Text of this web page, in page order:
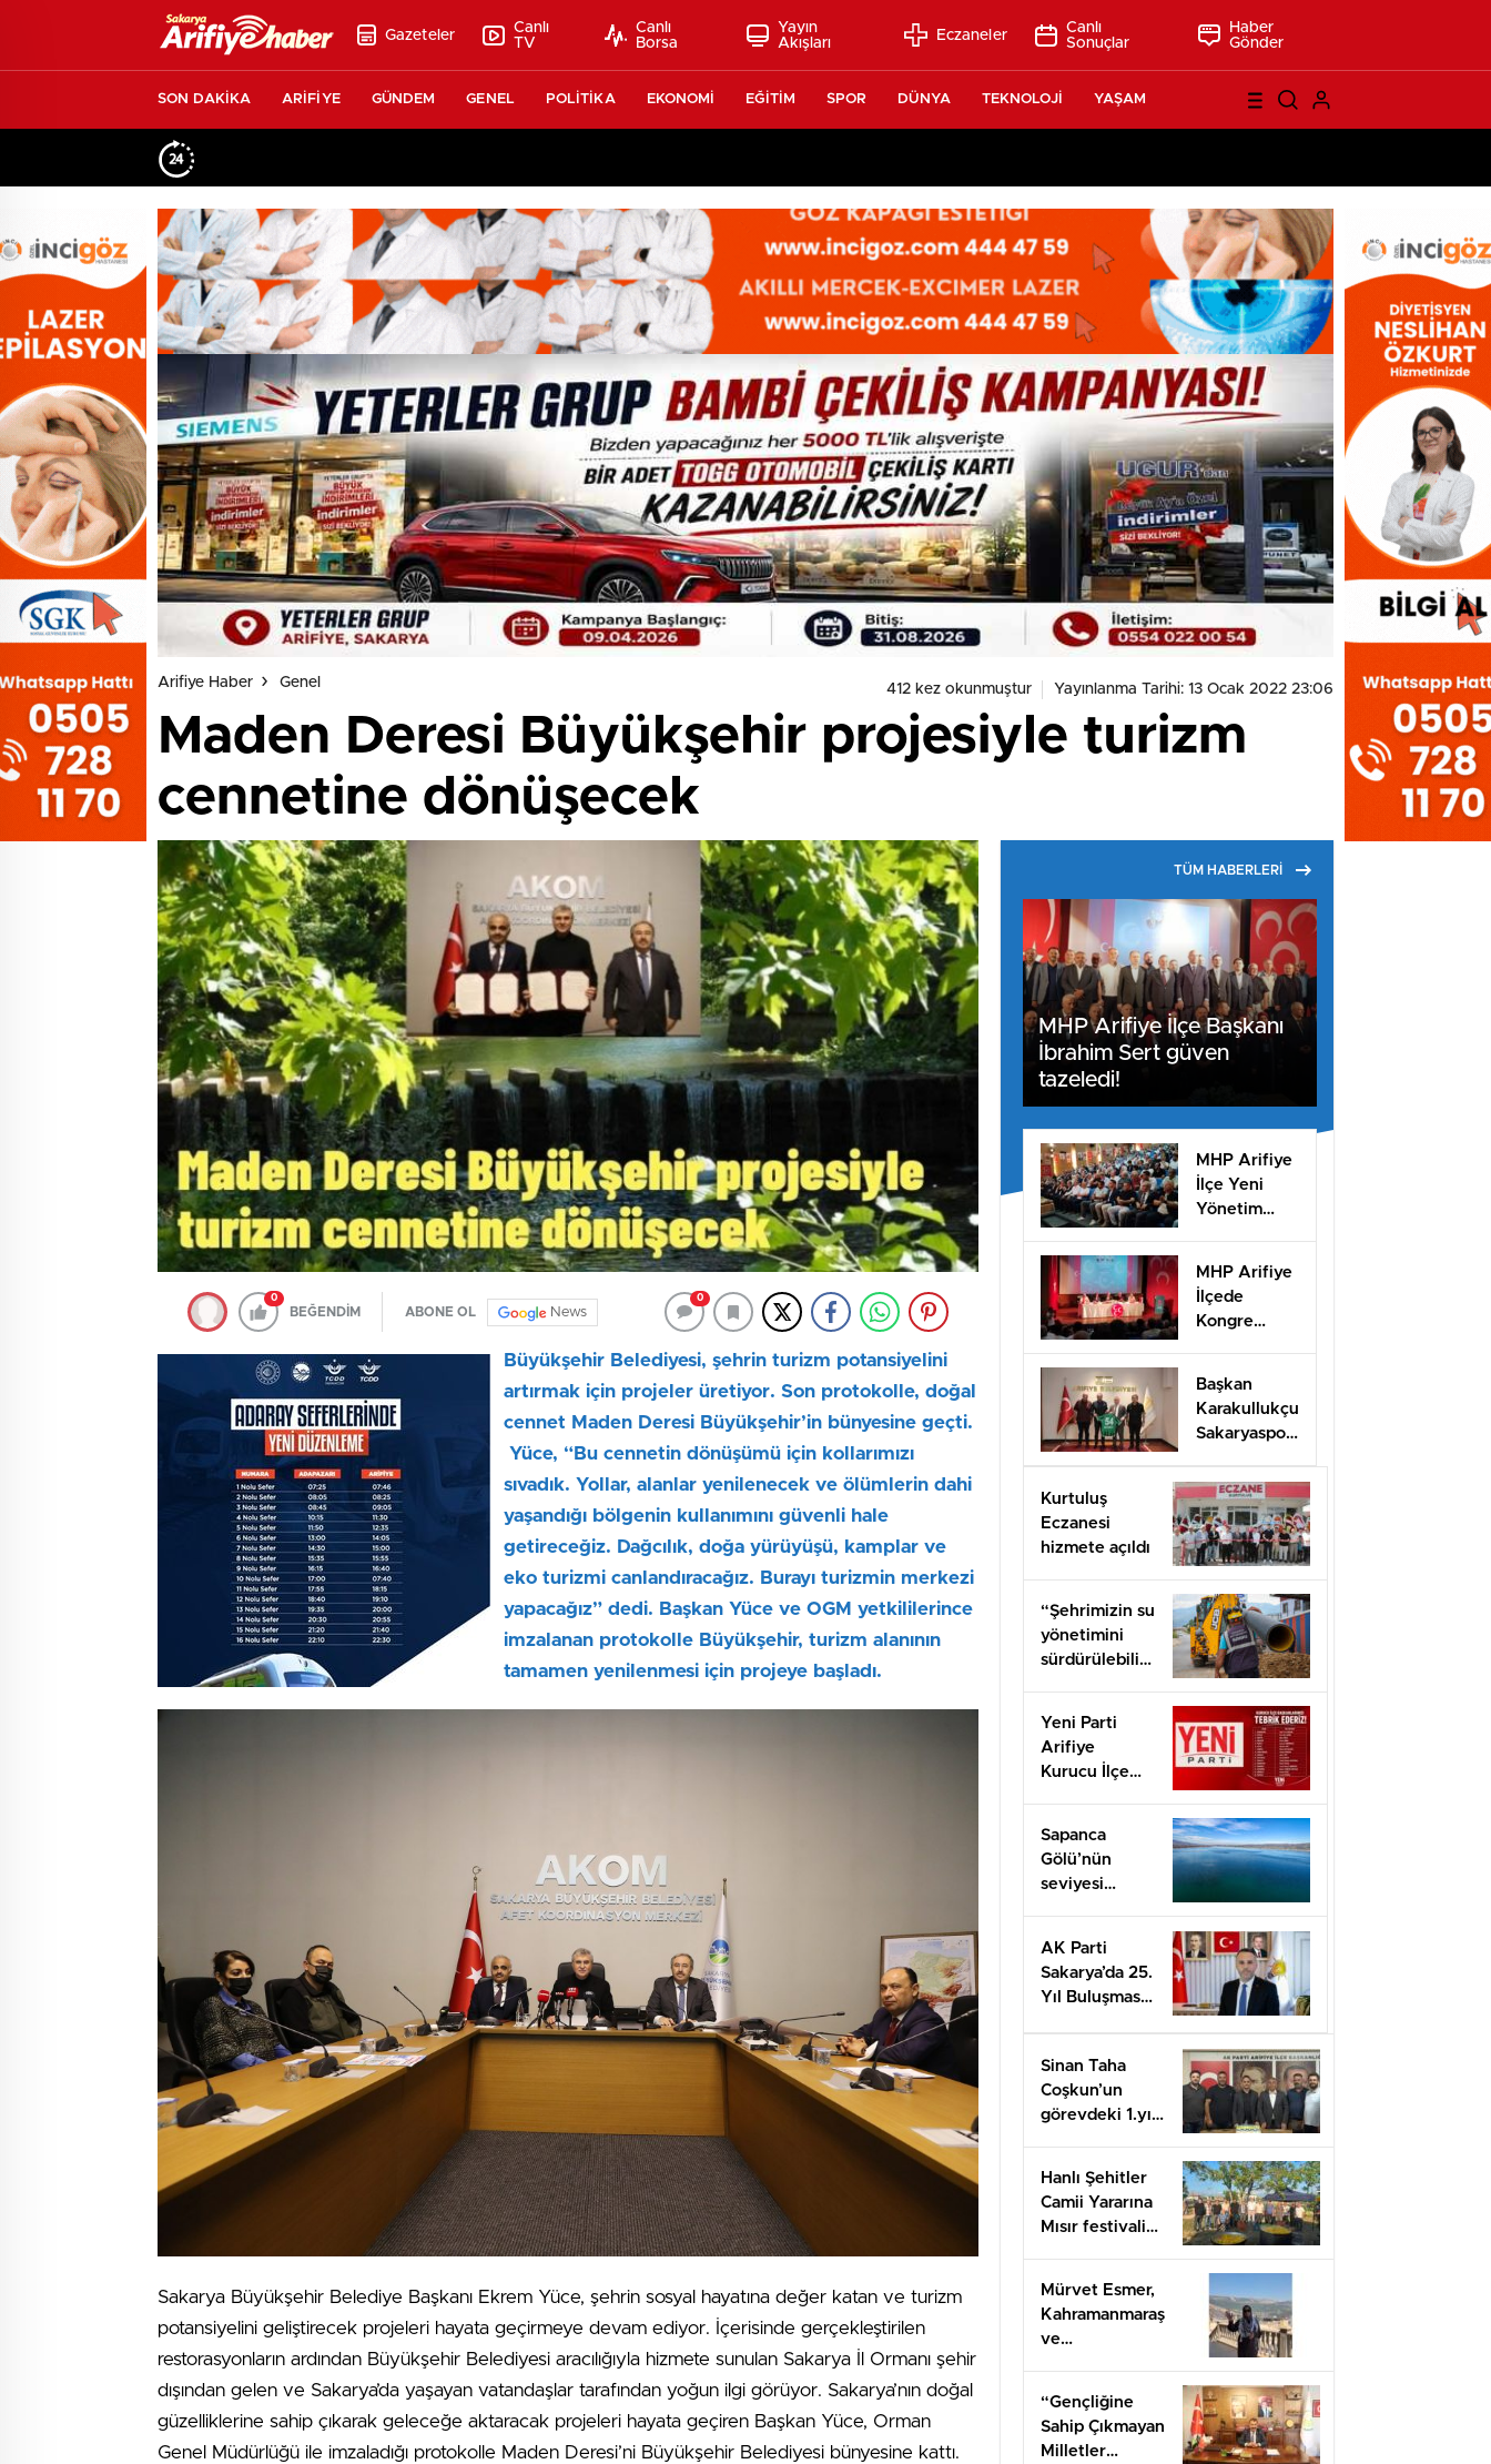
Gazeteler
Canlı
TV
Canlı
Borsa
Yayın
Akışları
Eczaneler
Canlı
Sonuçlar
Haber
Gönder
SON DAKİKA ARİFİYE GÜNDEM GENEL POLİTİKA EKONOMİ EĞİTİM SPOR DÜNYA TEKNOLOJİ YAŞAM
Arifiye Haber Genel 412 kez okunmuştur Yayınlanma Tarihi: 13 Ocak 2022 23:06
Maden Deresi Büyükşehir projesiyle turizm
cennetine dönüşecek
0
BEĞENDİM ABONE OL News
0
Büyükşehir Belediyesi, şehrin turizm potansiyelini
artırmak için projeler üretiyor. Son protokolle, doğal
cennet Maden Deresi Büyükşehir’in bünyesine geçti.
Yüce, “Bu cennetin dönüşümü için kollarımızı
sıvadık. Yollar, alanlar yenilenecek ve ölümlerin dahi
yaşandığı bölgenin kullanımını güvenli hale
getireceğiz. Dağcılık, doğa yürüyüşü, kamplar ve
eko turizmi canlandıracağız. Burayı turizmin merkezi
yapacağız” dedi. Başkan Yüce ve OGM yetkililerince
imzalanan protokolle Büyükşehir, turizm alanının
tamamen yenilenmesi için projeye başladı.
Sakarya Büyükşehir Belediye Başkanı Ekrem Yüce, şehrin sosyal hayatına değer katan ve turizm
potansiyelini geliştirecek projeleri hayata geçirmeye devam ediyor. İçerisinde gerçekleştirilen
restorasyonların ardından Büyükşehir Belediyesi aracılığıyla hizmete sunulan Sakarya İl Ormanı şehir
dışından gelen ve Sakarya’da yaşayan vatandaşlar tarafından yoğun ilgi görüyor. Sakarya’nın doğal
güzelliklerine sahip çıkarak geleceğe aktaracak projeleri hayata geçiren Başkan Yüce, Orman
Genel Müdürlüğü ile imzaladığı protokolle Maden Deresi’ni Büyükşehir Belediyesi bünyesine kattı.
TÜM HABERLERİ
MHP Arifiye İlçe Başkanı
İbrahim Sert güven
tazeledi!
MHP Arifiye
İlçe Yeni
Yönetim
MHP Arifiye
İlçede
Kongre
Başkan
Karakullukçu
Sakaryaspor
ağırladı
Kurtuluş
Eczanesi
hizmete açıldı
“Şehrimizin su
yönetimini
sürdürülebilir
çalışıyoruz”
Yeni Parti
Arifiye
Kurucu İlçe
Sapanca
Gölü’nün
seviyesi
üzerinde
AK Parti
Sakarya’da 25.
Yıl Buluşması
Sinan Taha
Coşkun’un
görevdeki 1.yılı
Hanlı Şehitler
Camii Yararına
Mısır festivali
Mürvet Esmer,
Kahramanmaraş
ve
mesaj
gönderdi.
“Gençliğine
Sahip Çıkmayan
Milletler